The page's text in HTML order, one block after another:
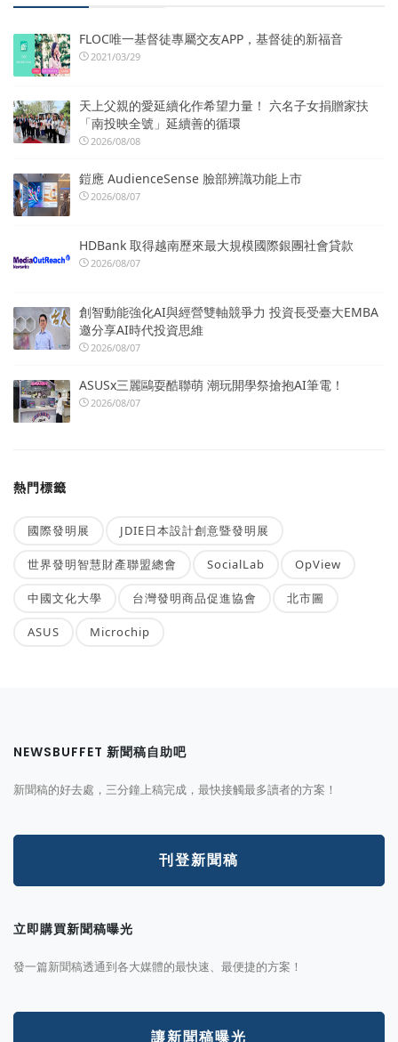
FLOC唯一基督徒專屬交友APP，基督徒的新福音
2021/03/29
天上父親的愛延續化作希望力量！ 六名子女捐贈家扶
「南投映全號」延續善的循環
2026/08/08
鎧應 AudienceSense 臉部辨識功能上市
2026/08/07
HDBank 取得越南歷來最大規模國際銀團社會貸款
2026/08/07
創智動能強化AI與經營雙軸競爭力 投資長受臺大EMBA
邀分享AI時代投資思維
2026/08/07
ASUSx三麗鷗耍酷聯萌 潮玩開學祭搶抱AI筆電！
2026/08/07
熱門標籤
國際發明展 JDIE日本設計創意暨發明展
世界發明智慧財產聯盟總會 SocialLab OpView
中國文化大學 台灣發明商品促進協會 北市圖
ASUS Microchip
NEWSBUFFET 新聞稿自助吧
新聞稿的好去處，三分鐘上稿完成，最快接觸最多讀者的方案！
刊登新聞稿
立即購買新聞稿曝光
發一篇新聞稿透通到各大媒體的最快速、最便捷的方案！
讓新聞稿曝光